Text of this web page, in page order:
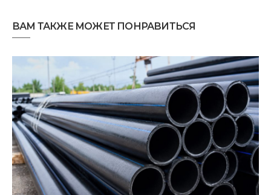
ВАМ ТАКЖЕ МОЖЕТ ПОНРАВИТЬСЯ